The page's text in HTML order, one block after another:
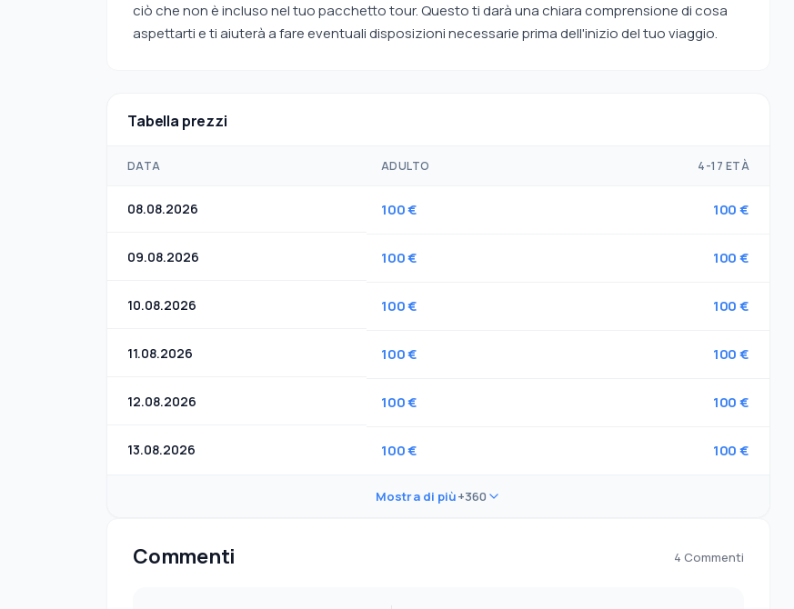
ciò che non è incluso nel tuo pacchetto tour. Questo ti darà una chiara comprensione di cosa
aspettarti e ti aiuterà a fare eventuali disposizioni necessarie prima dell'inizio del tuo viaggio.
Tabella prezzi
DATA ADULTO 4-17 ETÀ
08.08.2026 100 € 100 €
09.08.2026 100 € 100 €
10.08.2026 100 € 100 €
11.08.2026 100 € 100 €
12.08.2026 100 € 100 €
13.08.2026 100 € 100 €
Mostra di più+360
Commenti 4 Commenti